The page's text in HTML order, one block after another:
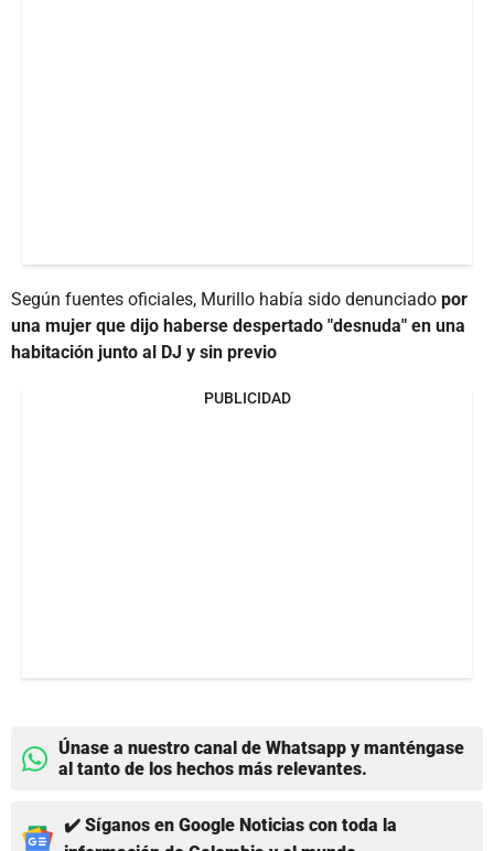
Según fuentes oficiales, Murillo había sido denunciado por
una mujer que dijo haberse despertado "desnuda" en una
habitación junto al DJ y sin previo
PUBLICIDAD
Únase a nuestro canal de Whatsapp y manténgase
al tanto de los hechos más relevantes.
✔️ Síganos en Google Noticias con toda la